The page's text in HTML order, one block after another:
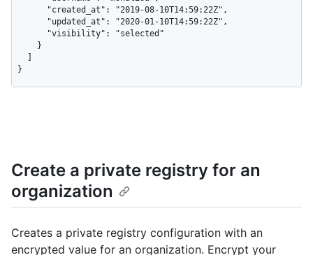
}
Create a private registry for an
organization
Creates a private registry configuration with an
encrypted value for an organization. Encrypt your